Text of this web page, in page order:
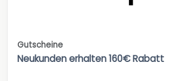
Gutscheine
Neukunden erhalten 160€ Rabatt